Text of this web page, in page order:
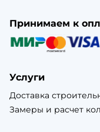
Принимаем к
Услуги
Доставка
Замеры и расчет